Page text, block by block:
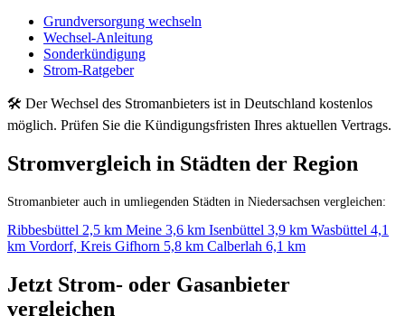
Grundversorgung wechseln
Wechsel-Anleitung
Sonderkündigung
Strom-Ratgeber
🛠 Der Wechsel des Stromanbieters ist in Deutschland kostenlos
möglich. Prüfen Sie die Kündigungsfristen Ihres aktuellen Vertrags.
Stromvergleich in Städten der Region
Stromanbieter auch in umliegenden Städten in Niedersachsen vergleichen:
Ribbesbüttel 2,5 km Meine 3,6 km Isenbüttel 3,9 km Wasbüttel 4,1
km Vordorf, Kreis Gifhorn 5,8 km Calberlah 6,1 km
Jetzt Strom- oder Gasanbieter
vergleichen